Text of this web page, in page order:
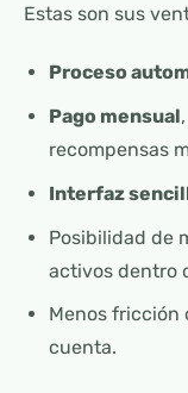
Estas son sus
Proceso
Pago mensual
recompensas
Interfaz
Posibilidad de
activos dentro
Menos fricción
cuenta.